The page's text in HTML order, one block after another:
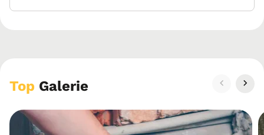
Top Galerie